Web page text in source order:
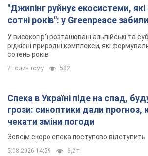
"Джипінг руйнує екосистеми,
сотні років": у Greenpeace
У високогір'ї розташовані альпійські та
рідкісні природні комплекси, які
сотень років
7 годин тому 582
Спека в Україні піде на спад,
грози: синоптики дали прогноз,
чекати зміни погоди
Зовсім скоро спека поступово відступить
5.08.2026 14:59 6,2 т.